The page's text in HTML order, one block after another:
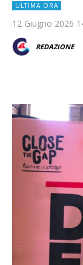
ULTIMA ORA
12 Giugno 2026
REDAZIONE